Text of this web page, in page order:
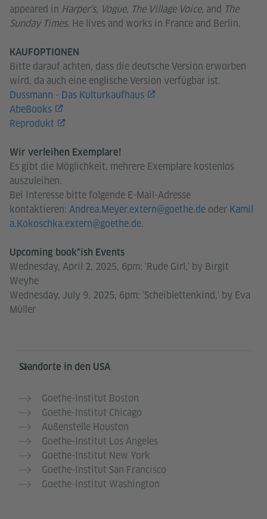
appeared in Harper's, Vogue, The Village Voice, and The
Sunday Times. He lives and works in France and Berlin.
KAUFOPTIONEN
Bitte darauf achten, dass die deutsche Version erworben
wird, da auch eine englische Version verfügbar ist.
Dussmann - Das Kulturkaufhaus
AbeBooks
Reprodukt
Wir verleihen Exemplare!
Es gibt die Möglichkeit, mehrere Exemplare kostenlos
auszuleihen.
Bei Interesse bitte folgende E-Mail-Adresse
kontaktieren: Andrea.Meyer.extern@goethe.de oder Kamil
a.Kokoschka.extern@goethe.de.
Upcoming book*ish Events
Wednesday, April 2, 2025, 6pm: 'Rude Girl,' by Birgit
Weyhe
Wednesday, July 9, 2025, 6pm: 'Scheiblettenkind,' by Eva
Müller
Service- und Informationsbereich
Standorte in den USA
Goethe-Institut Boston
Goethe-Institut Chicago
Außenstelle Houston
Goethe-Institut Los Angeles
Goethe-Institut New York
Goethe-Institut San Francisco
Goethe-Institut Washington